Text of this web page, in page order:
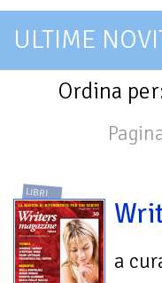
ULTIME
Ordina
LIBRI
a